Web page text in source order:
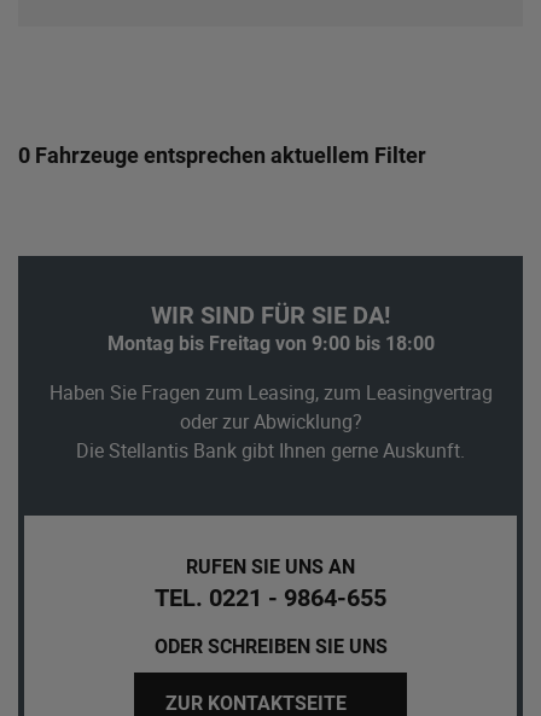
0 Fahrzeuge entsprechen aktuellem Filter
WIR SIND FÜR SIE DA!
Montag bis Freitag von 9:00 bis 18:00
Haben Sie Fragen zum Leasing, zum Leasingvertrag
oder zur Abwicklung?
Die Stellantis Bank gibt Ihnen gerne Auskunft.
RUFEN SIE UNS AN
TEL. 0221 - 9864-655
ODER SCHREIBEN SIE UNS
ZUR KONTAKTSEITE